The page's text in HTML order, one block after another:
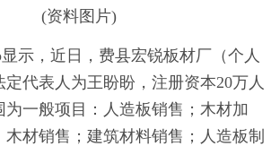
(资料图片)
示，近日，费县宏锐板材厂（个人
代表人为王盼盼，注册资本20万人
为一般项目：人造板销售；木材加
材销售；建筑材料销售；人造板制